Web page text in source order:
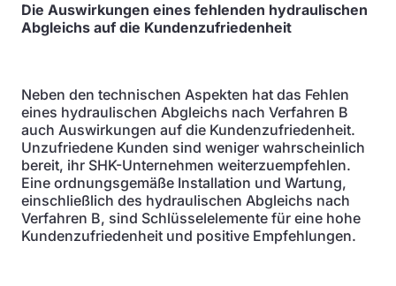
Die Auswirkungen eines fehlenden hydraulischen
Abgleichs auf die Kundenzufriedenheit
Neben den technischen Aspekten hat das Fehlen
eines hydraulischen Abgleichs nach Verfahren B
auch Auswirkungen auf die Kundenzufriedenheit.
Unzufriedene Kunden sind weniger wahrscheinlich
bereit, ihr SHK-Unternehmen weiterzuempfehlen.
Eine ordnungsgemäße Installation und Wartung,
einschließlich des hydraulischen Abgleichs nach
Verfahren B, sind Schlüsselelemente für eine hohe
Kundenzufriedenheit und positive Empfehlungen.